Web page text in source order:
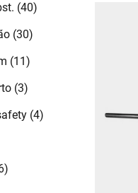
(40)
(30)
(11)
(3)
(4)